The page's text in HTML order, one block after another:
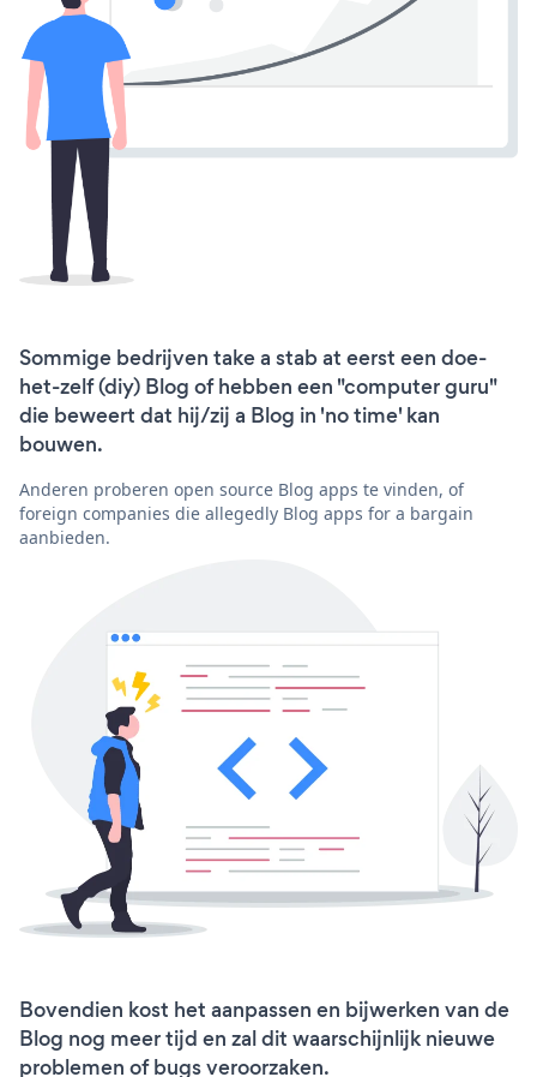
Sommige bedrijven take a stab at eerst een doe-
het-zelf (diy) Blog of hebben een "computer guru"
die beweert dat hij/zij a Blog in 'no time' kan
bouwen.
Anderen proberen open source Blog apps te vinden, of
foreign companies die allegedly Blog apps for a bargain
aanbieden.
Bovendien kost het aanpassen en bijwerken van de
Blog nog meer tijd en zal dit waarschijnlijk nieuwe
problemen of bugs veroorzaken.